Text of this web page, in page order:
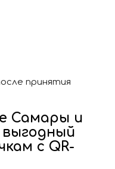
принятия
Самары и
с QR-